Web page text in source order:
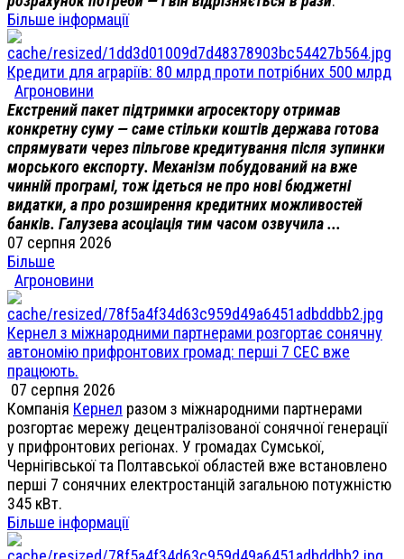
Більше інформації
Кредити для аграріїв: 80 млрд проти потрібних 500 млрд
Агроновини
Екстрений пакет підтримки агросектору отримав
конкретну суму — саме стільки коштів держава готова
спрямувати через пільгове кредитування після зупинки
морського експорту. Механізм побудований на вже
чинній програмі, тож ідеться не про нові бюджетні
видатки, а про розширення кредитних можливостей
банків. Галузева асоціація тим часом озвучила ...
07 серпня 2026
Більше
Агроновини
Кернел з міжнародними партнерами розгортає сонячну
автономію прифронтових громад: перші 7 СЕС вже
працюють.
07 серпня 2026
Компанія Кернел разом з міжнародними партнерами
розгортає мережу децентралізованої сонячної генерації
у прифронтових регіонах. У громадах Сумської,
Чернігівської та Полтавської областей вже встановлено
перші 7 сонячних електростанцій загальною потужністю
345 кВт.
Більше інформації